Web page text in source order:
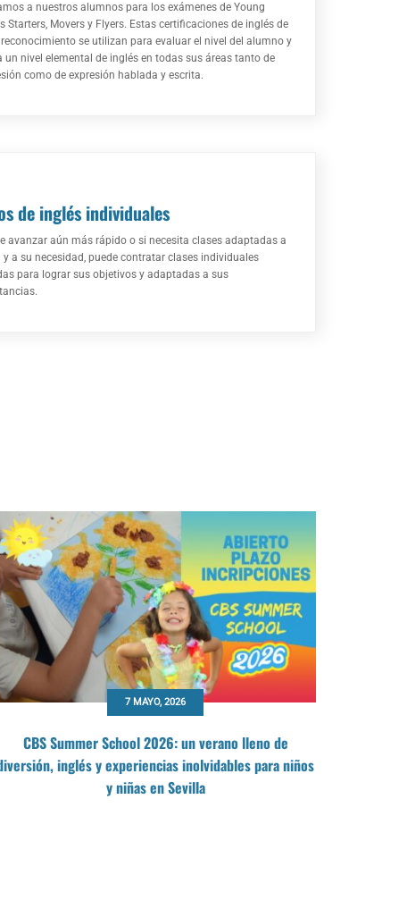
a nuestros alumnos para los exámenes de Young
Starters, Movers y Flyers. Estas certificaciones de inglés de
se utilizan para evaluar el nivel del alumno y
un nivel elemental de inglés en todas sus áreas tanto de
como de expresión hablada y escrita.
de inglés individuales
avanzar aún más rápido o si necesita clases adaptadas a
y a su necesidad, puede contratar clases individuales
para lograr sus objetivos y adaptadas a sus
7 MAYO, 2026
CBS Summer School 2026: un verano lleno de
inglés y experiencias inolvidables para niños
y niñas en Sevilla